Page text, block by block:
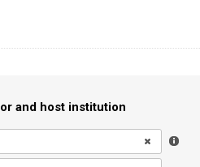
and host institution